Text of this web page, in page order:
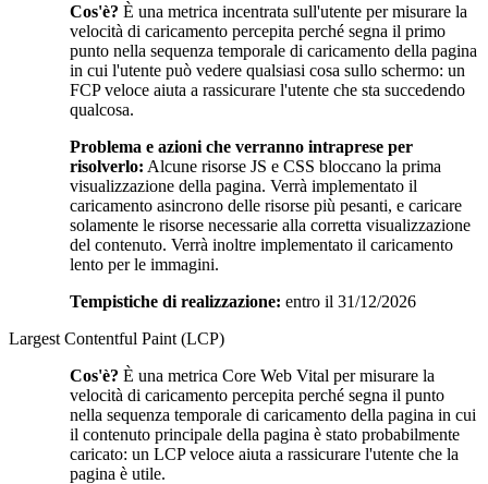
Cos'è? È una metrica incentrata sull'utente per misurare la
velocità di caricamento percepita perché segna il primo
punto nella sequenza temporale di caricamento della pagina
in cui l'utente può vedere qualsiasi cosa sullo schermo: un
FCP veloce aiuta a rassicurare l'utente che sta succedendo
qualcosa.
Problema e azioni che verranno intraprese per
risolverlo: Alcune risorse JS e CSS bloccano la prima
visualizzazione della pagina. Verrà implementato il
caricamento asincrono delle risorse più pesanti, e caricare
solamente le risorse necessarie alla corretta visualizzazione
del contenuto. Verrà inoltre implementato il caricamento
lento per le immagini.
Tempistiche di realizzazione: entro il 31/12/2026
Largest Contentful Paint (LCP)
Cos'è? È una metrica Core Web Vital per misurare la
velocità di caricamento percepita perché segna il punto
nella sequenza temporale di caricamento della pagina in cui
il contenuto principale della pagina è stato probabilmente
caricato: un LCP veloce aiuta a rassicurare l'utente che la
pagina è utile.